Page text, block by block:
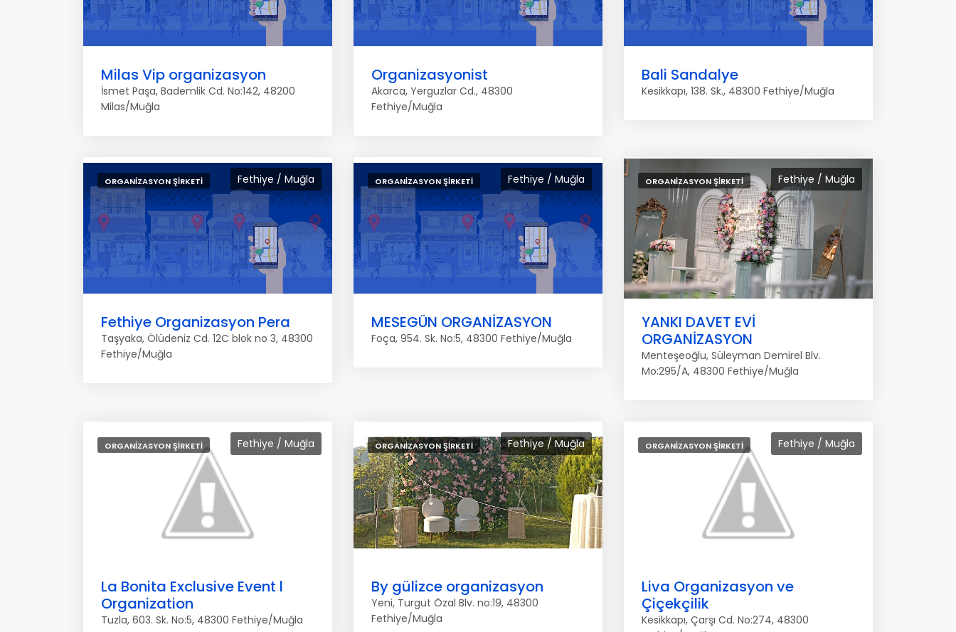
Milas Vip organizasyon
İsmet Paşa, Bademlik Cd. No:142, 48200
Milas/Muğla
Organizasyonist
Akarca, Yerguzlar Cd., 48300
Fethiye/Muğla
Bali Sandalye
Kesikkapı, 138. Sk., 48300 Fethiye/Muğla
Fethiye / Muğla
ORGANIZASYON ŞIRKETI
Fethiye Organizasyon Pera
Taşyaka, Ölüdeniz Cd. 12C blok no 3, 48300
Fethiye/Muğla
Fethiye / Muğla
ORGANIZASYON ŞIRKETI
MESEGÜN ORGANİZASYON
Foça, 954. Sk. No:5, 48300 Fethiye/Muğla
Fethiye / Muğla
ORGANIZASYON ŞIRKETI
YANKI DAVET EVİ
ORGANİZASYON
Menteşeoğlu, Süleyman Demirel Blv.
Mo:295/A, 48300 Fethiye/Muğla
Fethiye / Muğla
ORGANIZASYON ŞIRKETI
La Bonita Exclusive Event l
Organization
Tuzla, 603. Sk. No:5, 48300 Fethiye/Muğla
Fethiye / Muğla
ORGANIZASYON ŞIRKETI
By gülizce organizasyon
Yeni, Turgut Özal Blv. no:19, 48300
Fethiye/Muğla
Fethiye / Muğla
ORGANIZASYON ŞIRKETI
Liva Organizasyon ve
Çiçekçilik
Kesikkapı, Çarşı Cd. No:274, 48300